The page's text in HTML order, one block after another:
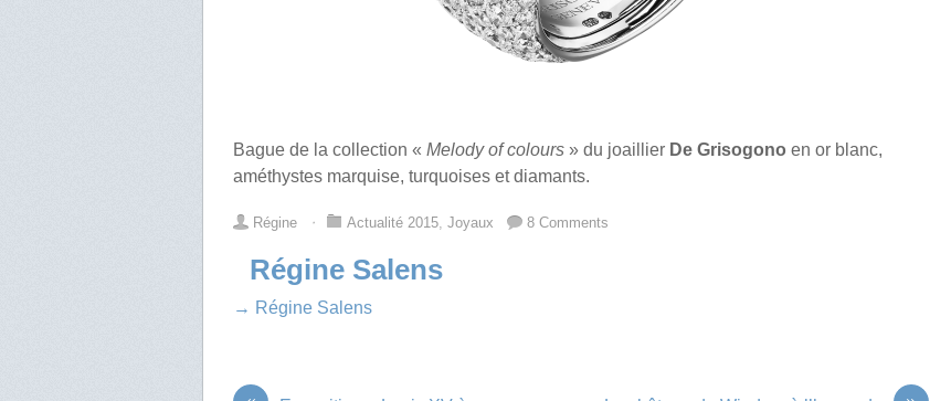
Bague de la collection «Melody of colours» du joaillier De Grisogono en or blanc,
améthystes marquise, turquoises et diamants.
Régine ⋅ Actualité 2015 ,Joyaux 8 Comments
Régine Salens
→ Régine Salens